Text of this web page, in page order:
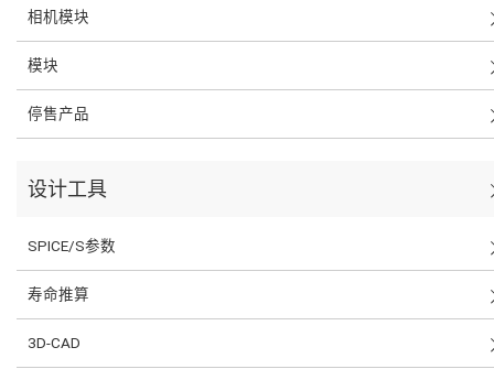
相机模块
模块
停售产品
设计工具
SPICE/S参数
寿命推算
3D-CAD